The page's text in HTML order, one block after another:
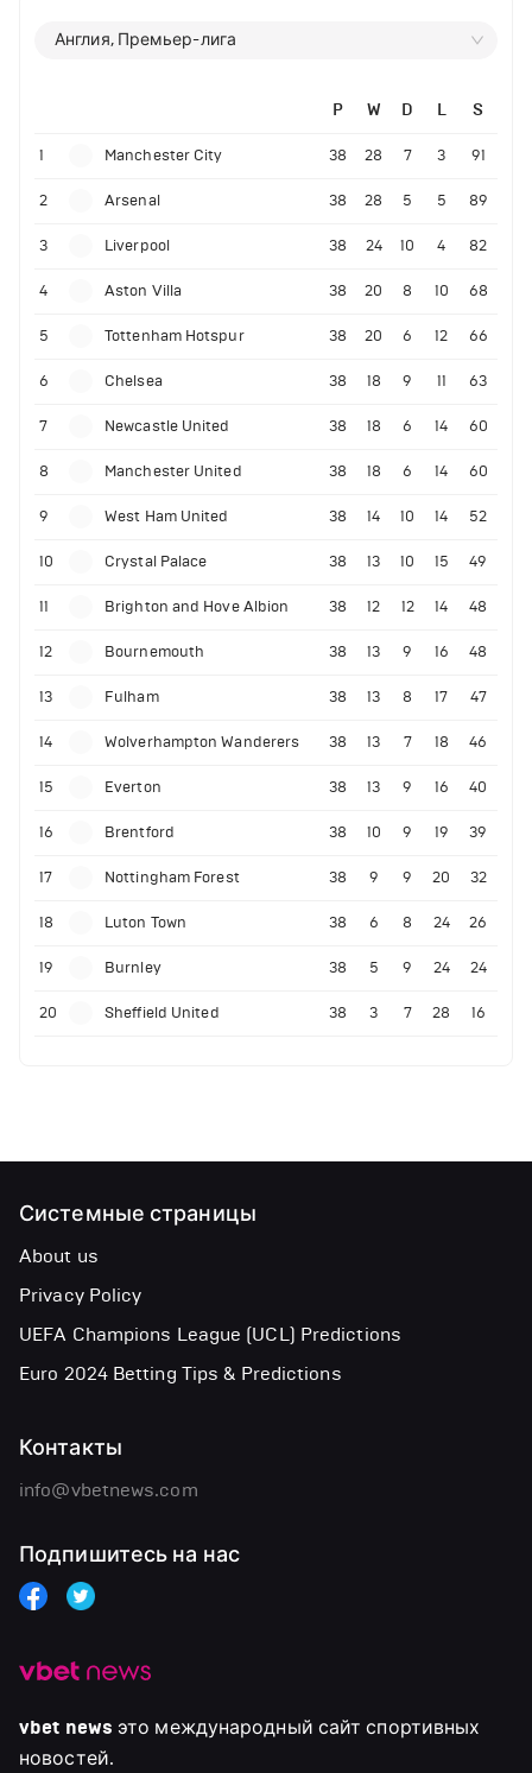
Англия, Премьер-лига
P W D L S
1 Manchester City 38 28 7 3 91
2 Arsenal 38 28 5 5 89
3 Liverpool 38 24 10 4 82
4 Aston Villa 38 20 8 10 68
5 Tottenham Hotspur 38 20 6 12 66
6 Chelsea 38 18 9 11 63
7 Newcastle United 38 18 6 14 60
8 Manchester United 38 18 6 14 60
9 West Ham United 38 14 10 14 52
10 Crystal Palace 38 13 10 15 49
11 Brighton and Hove Albion 38 12 12 14 48
12 Bournemouth 38 13 9 16 48
13 Fulham 38 13 8 17 47
14 Wolverhampton Wanderers 38 13 7 18 46
15 Everton 38 13 9 16 40
16 Brentford 38 10 9 19 39
17 Nottingham Forest 38 9 9 20 32
18 Luton Town 38 6 8 24 26
19 Burnley 38 5 9 24 24
20 Sheffield United 38 3 7 28 16
vbet news это международный сайт спортивных
новостей.
Системные страницы
About us
Privacy Policy
UEFA Champions League (UCL) Predictions
Euro 2024 Betting Tips & Predictions
Контакты
info@vbetnews.com
Подпишитесь на нас